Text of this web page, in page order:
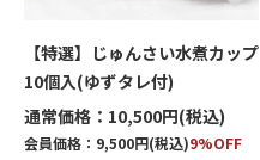
【特選】じゅんさい水煮カップ
10個入(ゆずタレ付)
通常価格：10,500円(税込)
会員価格：9,500円(税込)9%OFF